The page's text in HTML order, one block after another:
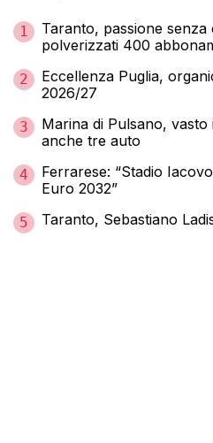
1
Taranto, passione
polverizzati 400
2
Eccellenza Puglia,
2026/27
3
Marina di Pulsano, vasto
anche tre auto
4
Ferrarese: “Stadio
Euro 2032”
5 Taranto, Sebastiano